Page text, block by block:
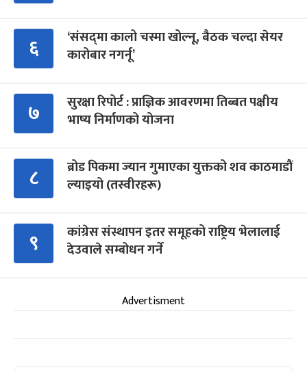
६
‘संसद्‍मा कालो चस्मा खोल्नू, बैठक चल्दा सेयर
कारोबार नगर्नू’
७
सुरक्षा रिपोर्ट : प्राज्ञिक आवरणमा तिब्बत पक्षीय
भाष्य निर्माणको योजना
८
ब्रोड पिकमा ज्यान गुमाएका युक्तको शव काठमाडौं
ल्याइयो (तस्वीरहरू)
९
कांग्रेस संस्थापन इतर समूहको राष्ट्रिय भेलालाई
देउवाले सम्बोधन गर्ने
Advertisment